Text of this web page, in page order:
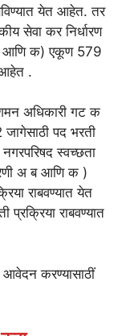
येत आहेत. तर
सेवा कर निर्धारण
आणि क) एकूण 579
आहेत .
अधिकारी गट क
पद भरती
स्वच्छता
अ ब आणि क )
राबवण्यात येत
राबवण्यात
आवेदन करण्यासाठीं